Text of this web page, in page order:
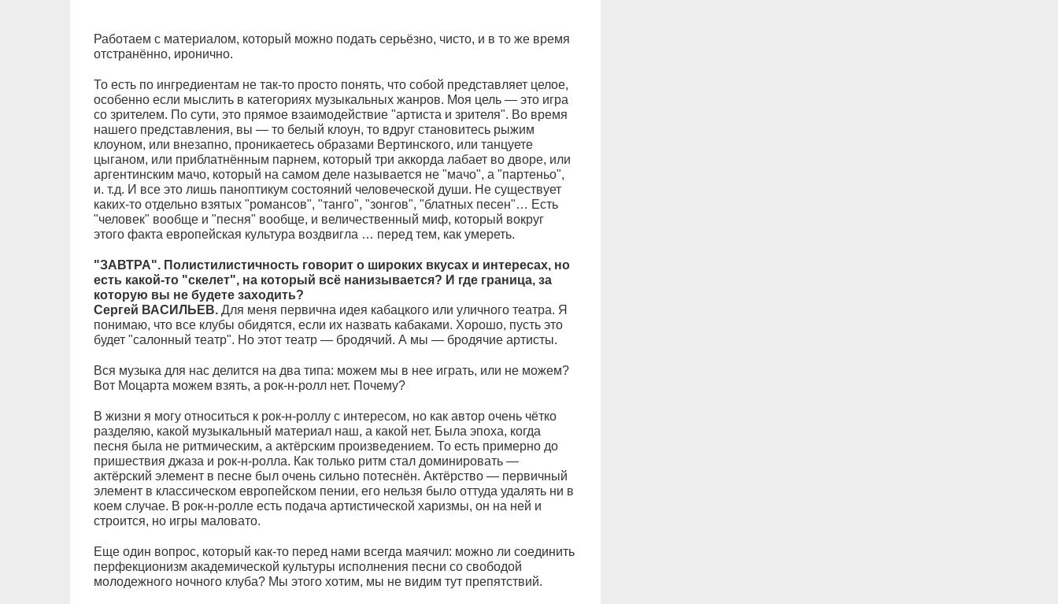
Работаем с материалом, который можно подать серьёзно, чисто, и в то же время
отстранённо, иронично.
То есть по ингредиентам не так-то просто понять, что собой представляет целое,
особенно если мыслить в категориях музыкальных жанров. Моя цель — это игра
со зрителем. По сути, это прямое взаимодействие "артиста и зрителя". Во время
нашего представления, вы — то белый клоун, то вдруг становитесь рыжим
клоуном, или внезапно, проникаетесь образами Вертинского, или танцуете
цыганом, или приблатнённым парнем, который три аккорда лабает во дворе, или
аргентинским мачо, который на самом деле называется не "мачо", а "партеньо",
и. т.д. И все это лишь паноптикум состояний человеческой души. Не существует
каких-то отдельно взятых "романсов", "танго", "зонгов", "блатных песен"… Есть
"человек" вообще и "песня" вообще, и величественный миф, который вокруг
этого факта европейская культура воздвигла … перед тем, как умереть.
"ЗАВТРА". Полистилистичность говорит о широких вкусах и интересах, но
есть какой-то "скелет", на который всё нанизывается? И где граница, за
которую вы не будете заходить?
Сергей ВАСИЛЬЕВ. Для меня первична идея кабацкого или уличного театра. Я
понимаю, что все клубы обидятся, если их назвать кабаками. Хорошо, пусть это
будет "салонный театр". Но этот театр — бродячий. А мы — бродячие артисты.
Вся музыка для нас делится на два типа: можем мы в нее играть, или не можем?
Вот Моцарта можем взять, а рок-н-ролл нет. Почему?
В жизни я могу относиться к рок-н-роллу с интересом, но как автор очень чётко
разделяю, какой музыкальный материал наш, а какой нет. Была эпоха, когда
песня была не ритмическим, а актёрским произведением. То есть примерно до
пришествия джаза и рок-н-ролла. Как только ритм стал доминировать —
актёрский элемент в песне был очень сильно потеснён. Актёрство — первичный
элемент в классическом европейском пении, его нельзя было оттуда удалять ни в
коем случае. В рок-н-ролле есть подача артистической харизмы, он на ней и
строится, но игры маловато.
Еще один вопрос, который как-то перед нами всегда маячил: можно ли соединить
перфекционизм академической культуры исполнения песни со свободой
молодежного ночного клуба? Мы этого хотим, мы не видим тут препятствий.